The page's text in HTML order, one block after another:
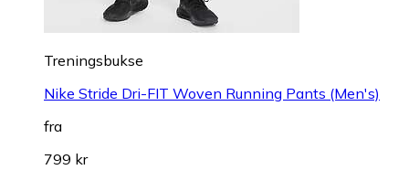
Treningsbukse
Nike Stride Dri-FIT Woven Running Pants (Men's)
fra
799 kr